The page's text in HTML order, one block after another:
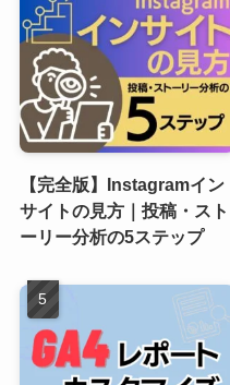
【完全版】Instagramイン
サイトの見方｜投稿・スト
ーリー分析の5ステップ